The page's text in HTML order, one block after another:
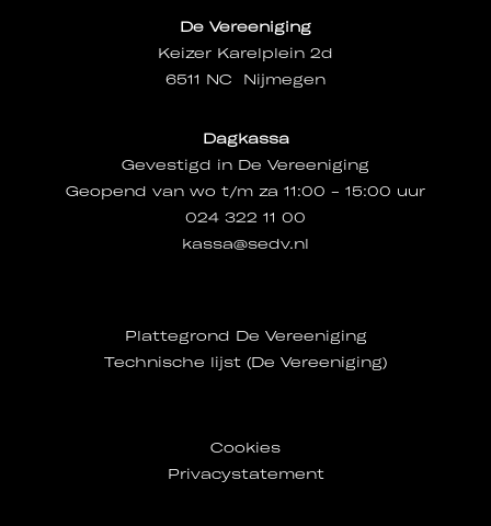
De Vereeniging
Keizer Karelplein 2d
6511 NC Nijmegen
Dagkassa
Gevestigd in De Vereeniging
Geopend van wo t/m za 11:00 - 15:00 uur
024 322 11 00
kassa@sedv.nl
Plattegrond De Vereeniging
Technische lijst (De Vereeniging)
Cookies
Privacystatement